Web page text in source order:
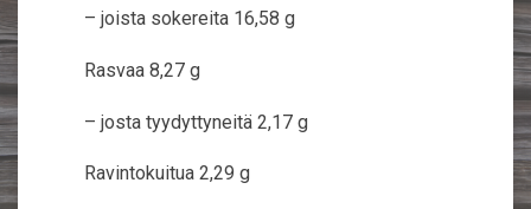
– joista sokereita 16,58 g
Rasvaa 8,27 g
– josta tyydyttyneitä 2,17 g
Ravintokuitua 2,29 g